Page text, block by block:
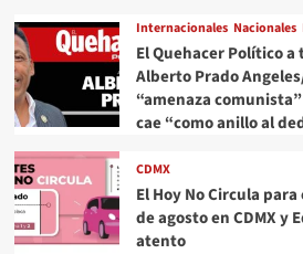
Internacionales Nacionales
El Quehacer Político
Alberto Prado
“amenaza
cae “como anillo al
CDMX
El Hoy No Circula
de agosto en CDMX y
atento